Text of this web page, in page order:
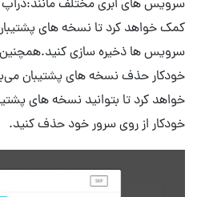
سرویس های ابری مختلف
کمک خواهد کرد تا نسخه های
سرویس ها ذخیره سازی کنید.همچنین
خودکار حذف نسخه های پشتیبان
خواهد کرد تا بتوانید نسخه های
خودکار از روی سرور خود حذف کنید.